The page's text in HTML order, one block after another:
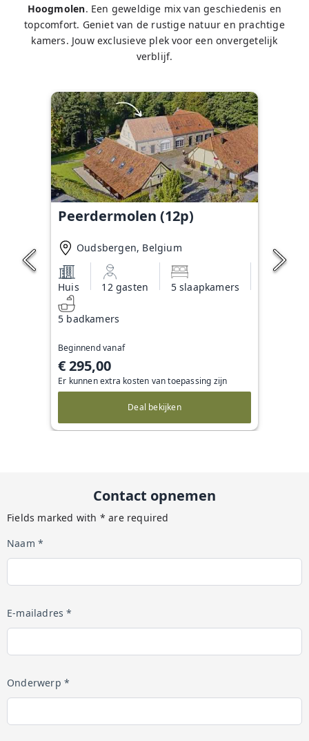
Hoogmolen. Een geweldige mix van geschiedenis en
topcomfort. Geniet van de rustige natuur en prachtige
kamers. Jouw exclusieve plek voor een onvergetelijk
verblijf.
Peerdermolen (12p)
Oudsbergen, Belgium
Huis 12 gasten 5 slaapkamers
5 badkamers
Beginnend vanaf
€ 295,00
Er kunnen extra kosten van toepassing zijn
Deal bekijken
Contact opnemen
Fields marked with * are required
Naam *
E-mailadres *
Onderwerp *